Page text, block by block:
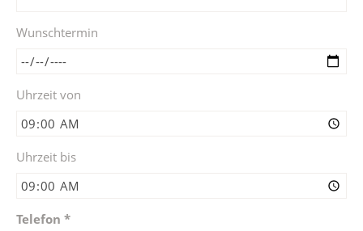
Wunschtermin
Uhrzeit von
Uhrzeit bis
Telefon *